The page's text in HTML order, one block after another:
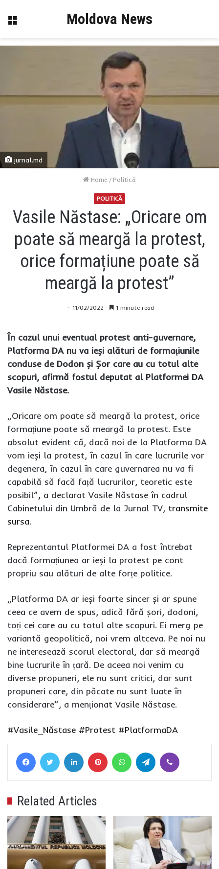
Menu Moldova News
jurnal.md
Home /Politică
POLITICĂ
Vasile Năstase: „Oricare om
poate să meargă la protest,
orice formațiune poate să
meargă la protest”
11/02/2022 1 minute read
În cazul unui eventual protest anti-guvernare,
Platforma DA nu va ieși alături de formațiunile
conduse de Dodon și Șor care au cu totul alte
scopuri, afirmă fostul deputat al Platformei DA
Vasile Năstase.
„Oricare om poate să meargă la protest, orice
formațiune poate să meargă la protest. Este
absolut evident că, dacă noi de la Platforma DA
vom ieși la protest, în cazul în care lucrurile vor
degenera, în cazul în care guvernarea nu va fi
capabilă să facă față lucrurilor, teoretic este
posibil”, a declarat Vasile Năstase în cadrul
Cabinetului din Umbră de la Jurnal TV, transmite
sursa.
Reprezentantul Platformei DA a fost întrebat
dacă formațiunea ar ieși la protest pe cont
propriu sau alături de alte forțe politice.
„Platforma DA ar ieși foarte sincer și ar spune
ceea ce avem de spus, adică fără șori, dodoni,
toți cei care au cu totul alte scopuri. Ei merg pe
variantă geopolitică, noi vrem altceva. Pe noi nu
ne interesează scorul electoral, dar să meargă
bine lucrurile în țară. De aceea noi venim cu
diverse propuneri, ele nu sunt critici, dar sunt
propuneri care, din păcate nu sunt luate în
considerare”, a menționat Vasile Năstase.
#Vasile_Năstase #Protest #PlatformaDA
FacebookTwitter LinkedIn Pinterest WhatsAppTelegram
Related Articles